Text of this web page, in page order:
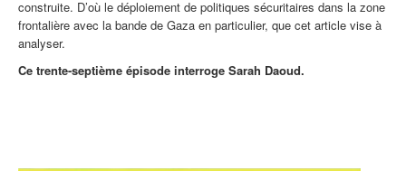
construite. D’où le déploiement de politiques sécuritaires dans la zone
frontalière avec la bande de Gaza en particulier, que cet article vise à
analyser.
Ce trente-septième épisode interroge Sarah Daoud.